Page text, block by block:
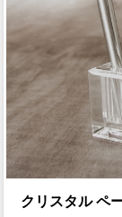
クリスタル ペ